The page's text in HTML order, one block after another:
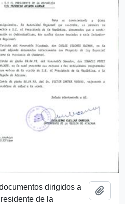
documentos dirigidos a
de la